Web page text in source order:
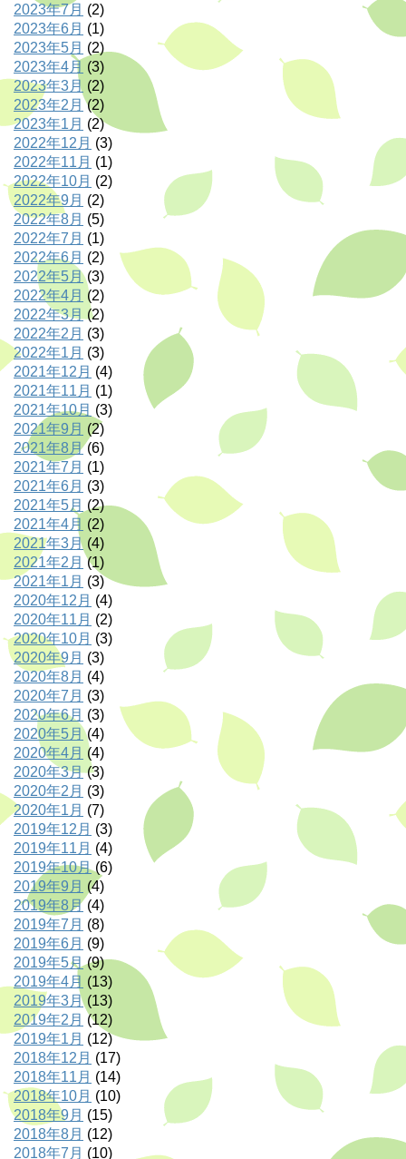
2023年7月 (2)
2023年6月 (1)
2023年5月 (2)
2023年4月 (3)
2023年3月 (2)
2023年2月 (2)
2023年1月 (2)
2022年12月 (3)
2022年11月 (1)
2022年10月 (2)
2022年9月 (2)
2022年8月 (5)
2022年7月 (1)
2022年6月 (2)
2022年5月(3)
2022年4月 (2)
2022年3月 (2)
2022年2月 (3)
2022年1月 (3)
2021年12月 (4)
2021年11月 (1)
2021年10月 (3)
2021年9月 (2)
2021年8月(6)
2021年7月 (1)
2021年6月 (3)
2021年5月 (2)
2021年4月 (2)
2021年3月 (4)
2021年2月 (1)
2021年1月 (3)
2020年12月 (4)
2020年11月 (2)
2020年10月 (3)
2020年9月 (3)
2020年8月 (4)
2020年7月 (3)
2020年6月 (3)
2020年5月 (4)
2020年4月 (4)
2020年3月(3)
2020年2月 (3)
2020年1月 (7)
2019年12月 (3)
2019年11月 (4)
2019年10月(6)
2019年9月 (4)
2019年8月(4)
2019年7月 (8)
2019年6月 (9)
2019年5月(9)
2019年4月 (13)
2019年3月 (13)
2019年2月 (12)
2019年1月 (12)
2018年12月 (17)
2018年11月 (14)
2018年10月 (10)
2018年9月 (15)
2018年8月 (12)
2018年7月 (10)